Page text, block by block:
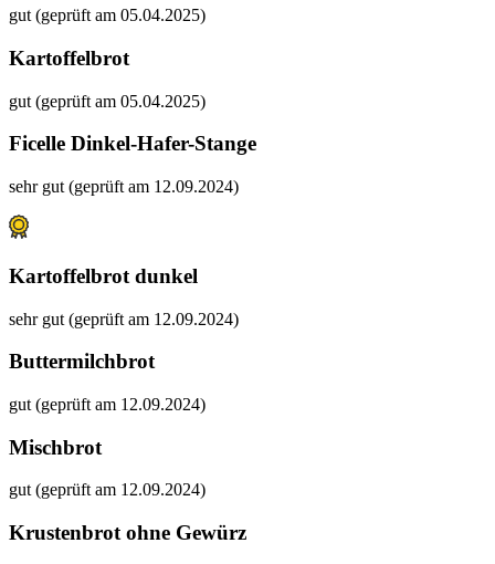
gut (geprüft am 05.04.2025)
Kartoffelbrot
gut (geprüft am 05.04.2025)
Ficelle Dinkel-Hafer-Stange
sehr gut (geprüft am 12.09.2024)
Kartoffelbrot dunkel
sehr gut (geprüft am 12.09.2024)
Buttermilchbrot
gut (geprüft am 12.09.2024)
Mischbrot
gut (geprüft am 12.09.2024)
Krustenbrot ohne Gewürz